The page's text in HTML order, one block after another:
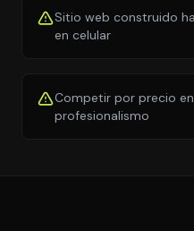
Sitio web construido
en celular
Competir por precio
profesionalismo